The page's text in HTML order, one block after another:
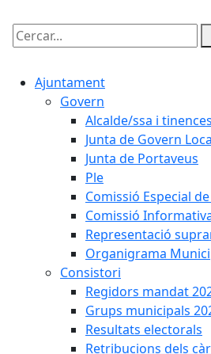
Cercar:
Ajuntament
Govern
Alcalde/ssa i
Junta de Govern
Junta de Portaveus
Ple
Comissió Especial
Comissió
Representació
Organigrama
Consistori
Regidors mandat
Grups municipals
Resultats electorals
Retribucions dels